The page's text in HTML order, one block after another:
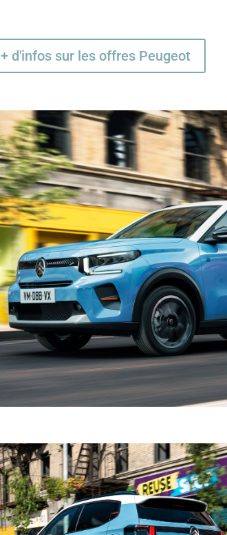
+ d'infos sur les offres Peugeot